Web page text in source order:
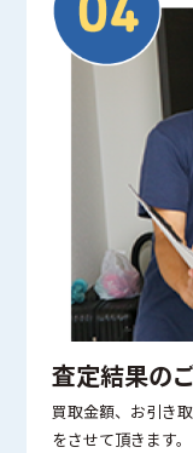
査定結果の
買取金額、お引き
をさせて頂きます。